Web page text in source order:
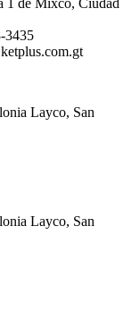
1 de Mixco, Ciudad
3435
Layco, San
Layco, San